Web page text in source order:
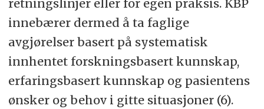
retningslinjer eller for egen praksis. KBP
innebærer dermed å ta faglige
avgjørelser basert på systematisk
innhentet forskningsbasert kunnskap,
erfaringsbasert kunnskap og pasientens
ønsker og behov i gitte situasjoner (6).